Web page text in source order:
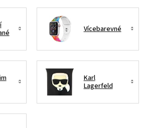
Vícebarevné
Karl
Lagerfeld